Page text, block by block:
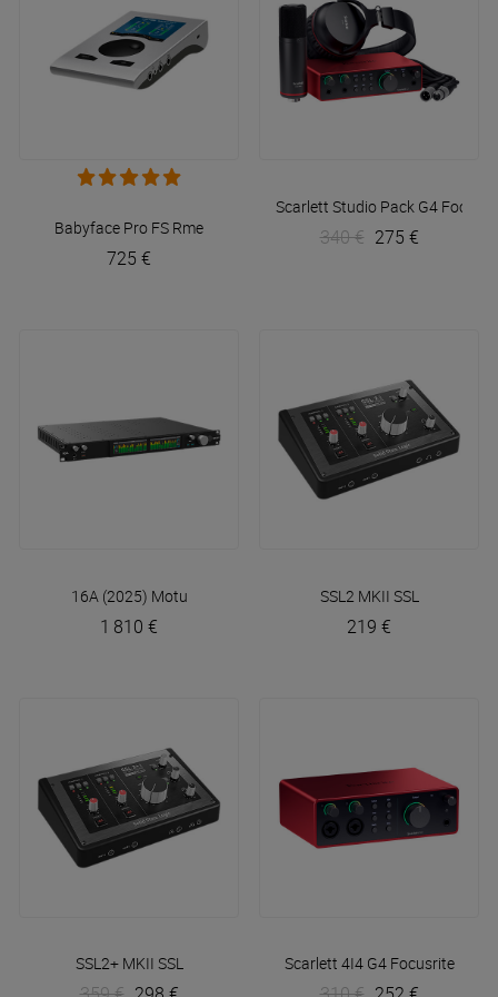
Babyface Pro FS Rme
725 €
Scarlett Studio Pack G4
340 € 275 €
16A (2025) Motu
1 810 €
SSL2 MKII SSL
219 €
SSL2+ MKII SSL Scarlett 4I4 G4 Focusrite